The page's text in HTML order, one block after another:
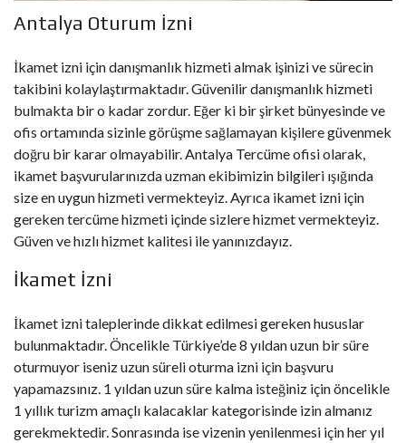
Antalya Oturum İzni
İkamet izni için danışmanlık hizmeti almak işinizi ve sürecin
takibini kolaylaştırmaktadır. Güvenilir danışmanlık hizmeti
bulmakta bir o kadar zordur. Eğer ki bir şirket bünyesinde ve
ofis ortamında sizinle görüşme sağlamayan kişilere güvenmek
doğru bir karar olmayabilir. Antalya Tercüme ofisi olarak,
ikamet başvurularınızda uzman ekibimizin bilgileri ışığında
size en uygun hizmeti vermekteyiz. Ayrıca ikamet izni için
gereken tercüme hizmeti içinde sizlere hizmet vermekteyiz.
Güven ve hızlı hizmet kalitesi ile yanınızdayız.
İkamet İzni
İkamet izni taleplerinde dikkat edilmesi gereken hususlar
bulunmaktadır. Öncelikle Türkiye’de 8 yıldan uzun bir süre
oturmuyor iseniz uzun süreli oturma izni için başvuru
yapamazsınız. 1 yıldan uzun süre kalma isteğiniz için öncelikle
1 yıllık turizm amaçlı kalacaklar kategorisinde izin almanız
gerekmektedir. Sonrasında ise vizenin yenilenmesi için her yıl